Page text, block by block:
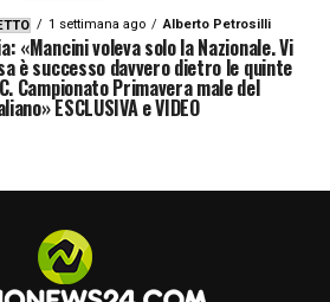
1 settimana ago Alberto Petrosilli
«Mancini voleva solo la Nazionale. Vi
è successo davvero dietro le quinte
Campionato Primavera male del
ESCLUSIVA e VIDEO